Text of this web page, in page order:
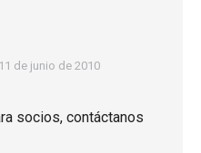
11 de junio de 2010
socios, contáctanos